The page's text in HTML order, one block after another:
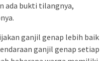
ada bukti tilangnya,
ganjil genap lebih baik
ganjil genap setiap